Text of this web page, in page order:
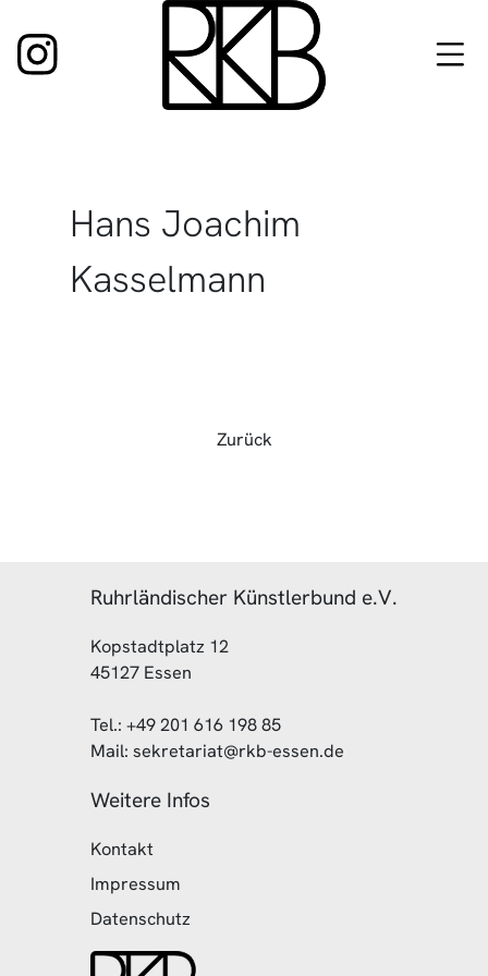
Inhalt
springen
Hans Joachim
Kasselmann
Zurück
Ruhrländischer Künstlerbund e.V.
Kopstadtplatz 12
45127 Essen
Tel.: +49 201 616 198 85
Mail: sekretariat@rkb-essen.de
Weitere Infos
Kontakt
Impressum
Datenschutz